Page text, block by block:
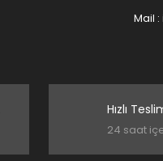
Mail :
Hızlı
24 saat